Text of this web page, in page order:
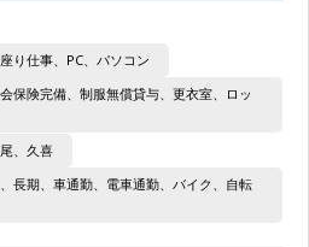
り仕事、PC、パソコン
保険完備、制服無償貸与、更衣室、ロッ
、久喜
長期、車通勤、電車通勤、バイク、自転